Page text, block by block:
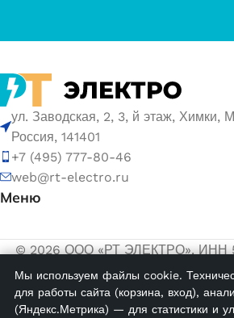
ул. Заводская, 2, 3, й этаж, Химки,
Россия, 141401
+7 (495) 777-80-46
web@rt-electro.ru
Меню
© 2026 ООО «РТ ЭЛЕКТРО». ИНН
1155047005145.
Политика обработки
Мы используем файлы cookie.
для работы сайта (корзина, вход),
(Яндекс.Метрика) — для статистики и